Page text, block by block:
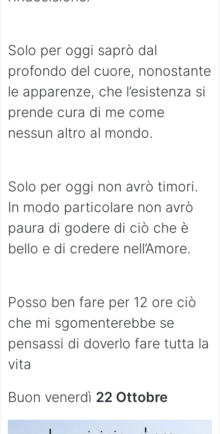
Solo per oggi saprò dal
profondo del cuore, nonostante
le apparenze, che l’esistenza si
prende cura di me come
nessun altro al mondo.
Solo per oggi non avrò timori.
In modo particolare non avrò
paura di godere di ciò che è
bello e di credere nell’Amore.
Posso ben fare per 12 ore ciò
che mi sgomenterebbe se
pensassi di doverlo fare tutta la
vita
Buon venerdì 22 Ottobre